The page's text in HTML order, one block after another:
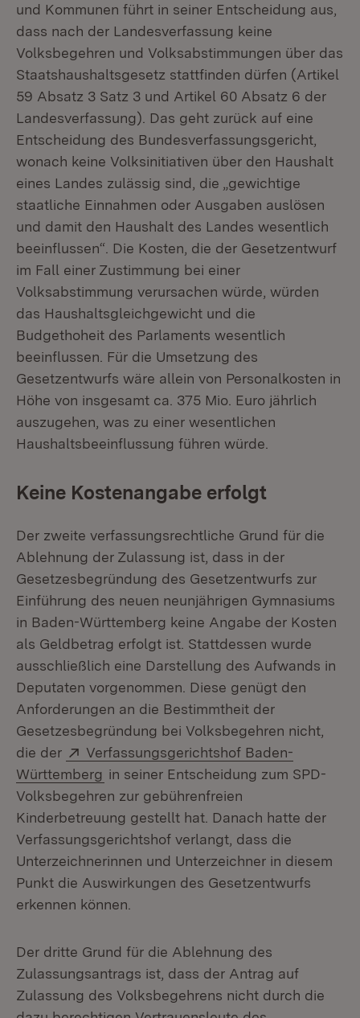
und Kommunen führt in seiner Entscheidung aus,
dass nach der Landesverfassung keine
Volksbegehren und Volksabstimmungen über das
Staatshaushaltsgesetz stattfinden dürfen (Artikel
59 Absatz 3 Satz 3 und Artikel 60 Absatz 6 der
Landesverfassung). Das geht zurück auf eine
Entscheidung des Bundesverfassungsgericht,
wonach keine Volksinitiativen über den Haushalt
eines Landes zulässig sind, die „gewichtige
staatliche Einnahmen oder Ausgaben auslösen
und damit den Haushalt des Landes wesentlich
beeinflussen“. Die Kosten, die der Gesetzentwurf
im Fall einer Zustimmung bei einer
Volksabstimmung verursachen würde, würden
das Haushaltsgleichgewicht und die
Budgethoheit des Parlaments wesentlich
beeinflussen. Für die Umsetzung des
Gesetzentwurfs wäre allein von Personalkosten in
Höhe von insgesamt ca. 375 Mio. Euro jährlich
auszugehen, was zu einer wesentlichen
Haushaltsbeeinflussung führen würde.
Keine Kostenangabe erfolgt
Der zweite verfassungsrechtliche Grund für die
Ablehnung der Zulassung ist, dass in der
Gesetzesbegründung des Gesetzentwurfs zur
Einführung des neuen neunjährigen Gymnasiums
in Baden-Württemberg keine Angabe der Kosten
als Geldbetrag erfolgt ist. Stattdessen wurde
ausschließlich eine Darstellung des Aufwands in
Deputaten vorgenommen. Diese genügt den
Anforderungen an die Bestimmtheit der
Gesetzesbegründung bei Volksbegehren nicht,
die der
Extern:
Verfassungsgerichtshof Baden-
Württemberg (Öffnet in neuem Fenster)
in seiner Entscheidung zum SPD-
Volksbegehren zur gebührenfreien
Kinderbetreuung gestellt hat. Danach hatte der
Verfassungsgerichtshof verlangt, dass die
Unterzeichnerinnen und Unterzeichner in diesem
Punkt die Auswirkungen des Gesetzentwurfs
erkennen können.
Der dritte Grund für die Ablehnung des
Zulassungsantrags ist, dass der Antrag auf
Zulassung des Volksbegehrens nicht durch die